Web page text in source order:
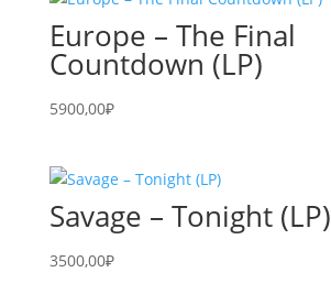
Europe – The Final
Countdown (LP)
5900,00₽
Savage – Tonight (LP)
3500,00₽